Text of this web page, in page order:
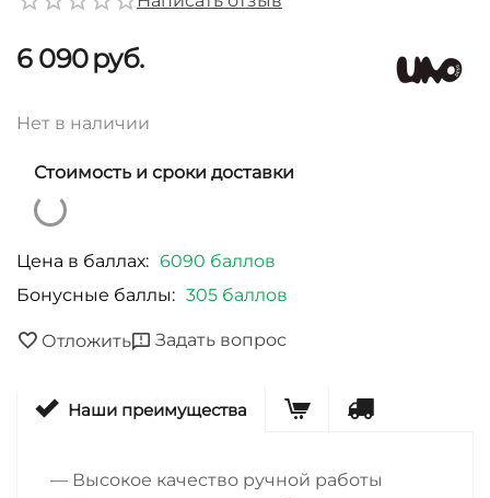
6 090руб.
Нет в наличии
Стоимость и сроки доставки
Цена в баллах: 6090 баллов
Бонусные баллы: 305 баллов
Отложить Задать вопрос
Наши преимущества
— Высокое качество ручной работы